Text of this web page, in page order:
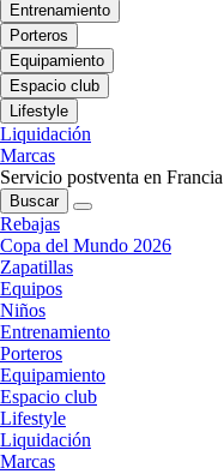
Entrenamiento
Porteros
Equipamiento
Espacio club
Lifestyle
Liquidación
Marcas
Servicio postventa en Francia
Buscar
Rebajas
Copa del Mundo 2026
Zapatillas
Equipos
Niños
Entrenamiento
Porteros
Equipamiento
Espacio club
Lifestyle
Liquidación
Marcas